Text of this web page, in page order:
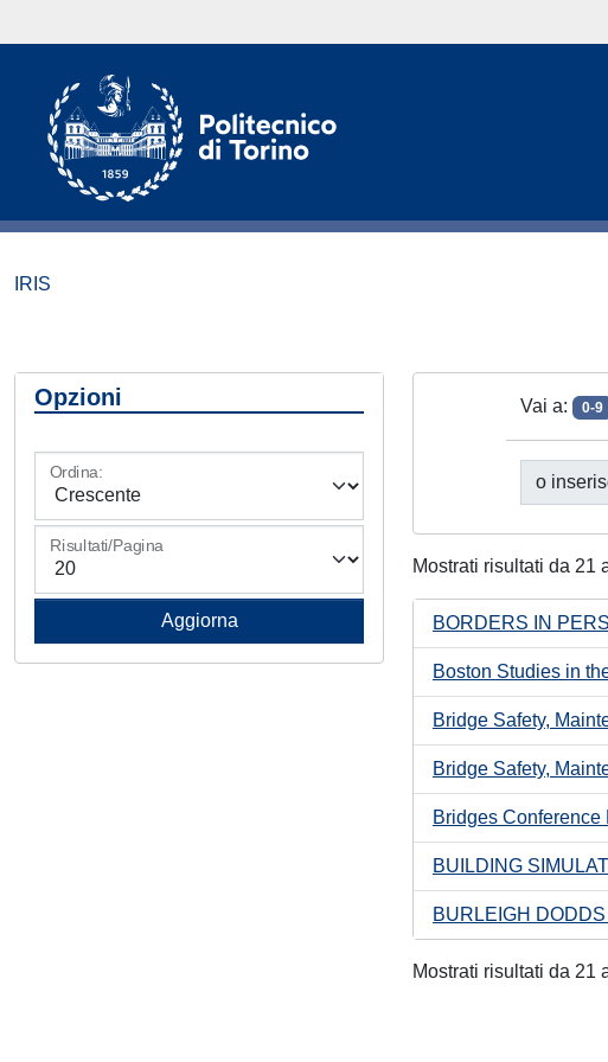
IRIS
Opzioni
Ordina:
Risultati/Pagina
Vai a: 0-9
o
Mostrati risultati da 21
BORDERS IN
Boston Studies in
Bridge Safety,
Bridge Safety,
Bridges Conference
BUILDING
BURLEIGH
Mostrati risultati da 21